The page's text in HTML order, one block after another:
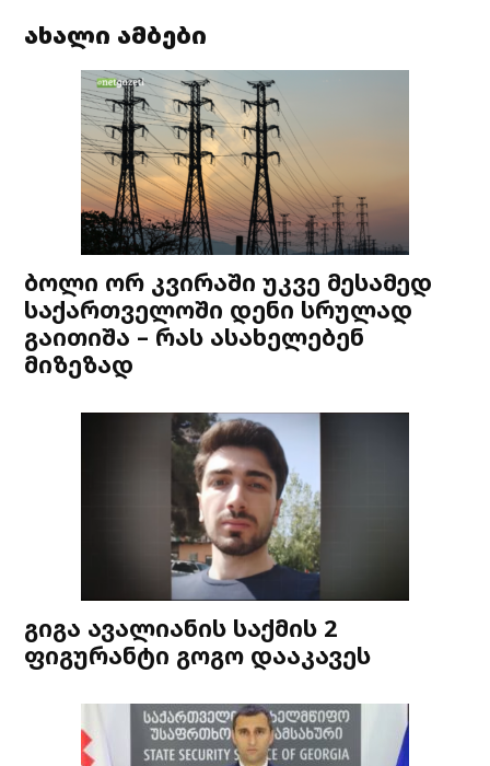
ახალი ამბები
ბოლი ორ კვირაში უკვე მესამედ
საქართველოში დენი სრულად
გაითიშა – რას ასახელებენ
მიზეზად
გიგა ავალიანის საქმის 2
ფიგურანტი გოგო დააკავეს